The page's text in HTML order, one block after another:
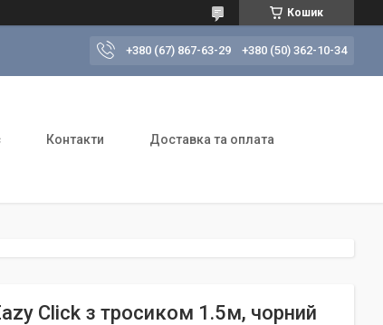
Кошик
+380 (67) 867-63-29 +380 (50) 362-10-34
Контакти Доставка та оплата
Click з тросиком 1.5м, чорний